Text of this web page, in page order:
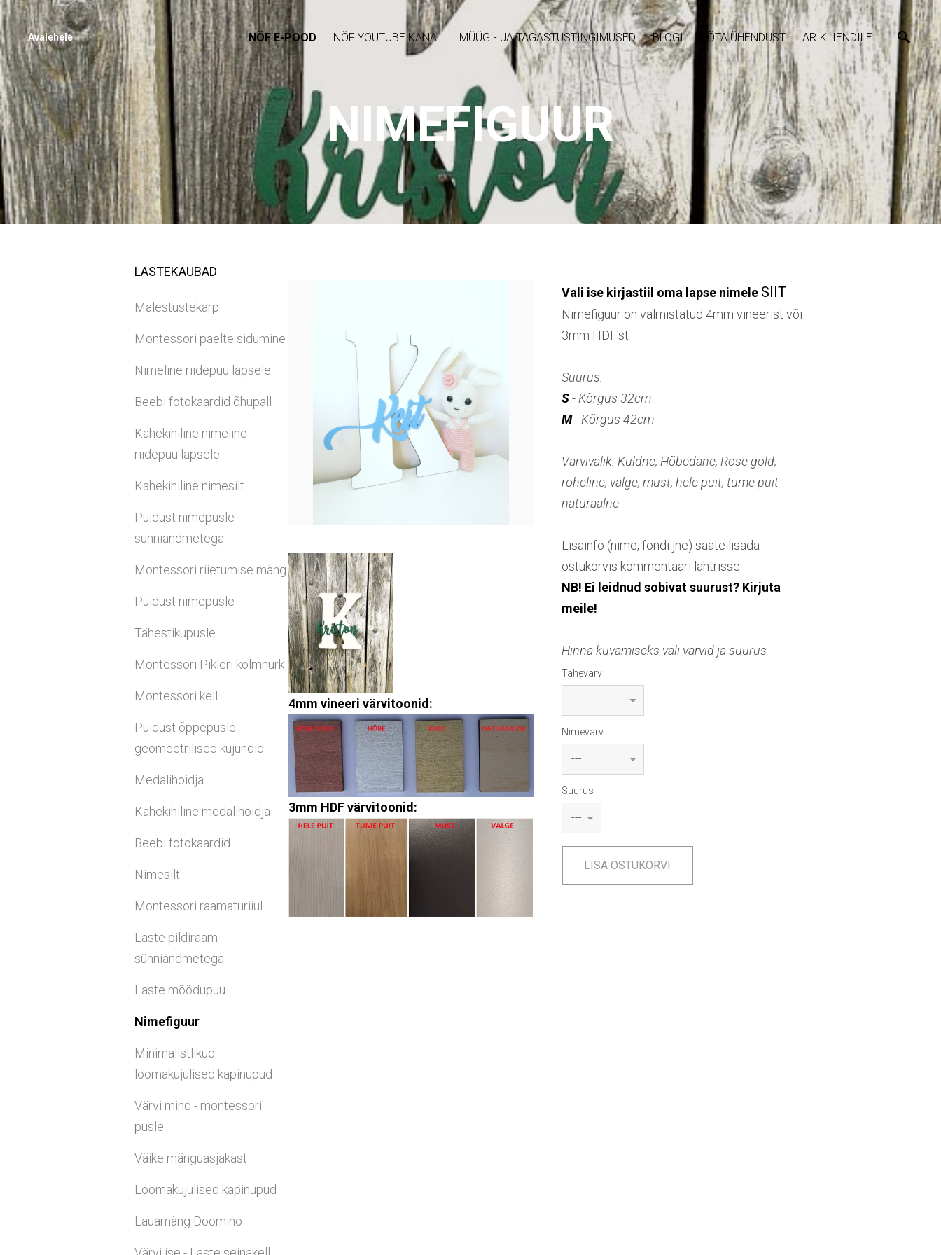
Avalehele NÖF E-POOD NÖF YOUTUBE KANAL MÜÜGI- JA TAGASTUSTINGIMUSED BLOGI VÕTA ÜHENDUST ÄRIKLIENDILE
NIMEFIGUUR
LASTEKAUBAD
Mälestustekarp
Montessori paelte sidumine
Nimeline riidepuu lapsele
Beebi fotokaardid õhupall
Kahekihiline nimeline
riidepuu lapsele
Kahekihiline nimesilt
Puidust nimepusle
sünniandmetega
Montessori riietumise mäng
Puidust nimepusle
Tähestikupusle
Montessori Pikleri kolmnurk
Montessori kell
Puidust õppepusle
geomeetrilised kujundid
Medalihoidja
Kahekihiline medalihoidja
Beebi fotokaardid
Nimesilt
Montessori raamaturiiul
Laste pildiraam
sünniandmetega
Laste mõõdupuu
Nimefiguur
Minimalistlikud
loomakujulised kapinupud
Värvi mind - montessori
pusle
Väike mänguasjakast
Loomakujulised kapinupud
Lauamäng Doomino
4mm vineeri värvitoonid:
3mm HDF värvitoonid:
Vali ise kirjastiil oma lapse nimele SIIT
Nimefiguur on valmistatud 4mm vineerist või
3mm HDF'st
Suurus:
S- Kõrgus 32cm
M- Kõrgus 42cm
Värvivalik: Kuldne, Hõbedane, Rose gold,
roheline, valge, must, hele puit, tume puit
naturaalne
Lisainfo (nime, fondi jne) saate lisada
ostukorvis kommentaari lahtrisse.
NB! Ei leidnud sobivat suurust? Kirjuta
meile!
Hinna kuvamiseks vali värvid ja suurus
Tähevärv
Nimevärv
Suurus
LISA OSTUKORVI